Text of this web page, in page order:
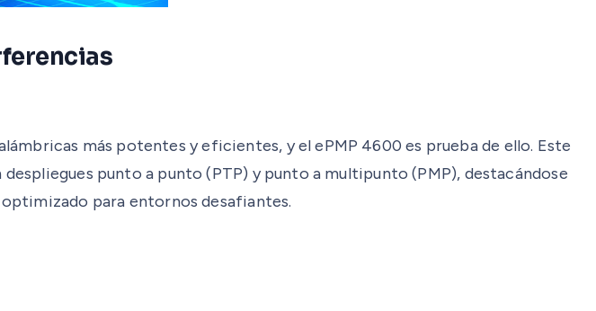
más potentes y eficientes, y el ePMP 4600 es prueba de ello. Este
punto a punto (PTP) y punto a multipunto (PMP), destacándose
para entornos desafiantes.